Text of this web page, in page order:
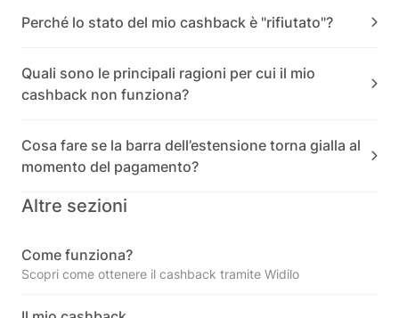
Altre sezioni
Come funziona?
Scopri come ottenere il cashback tramite Widilo
Perché lo stato del mio cashback è "rifiutato"?
Quali sono le principali ragioni per cui il mio
cashback non funziona?
Cosa fare se la barra dell’estensione torna gialla al
momento del pagamento?